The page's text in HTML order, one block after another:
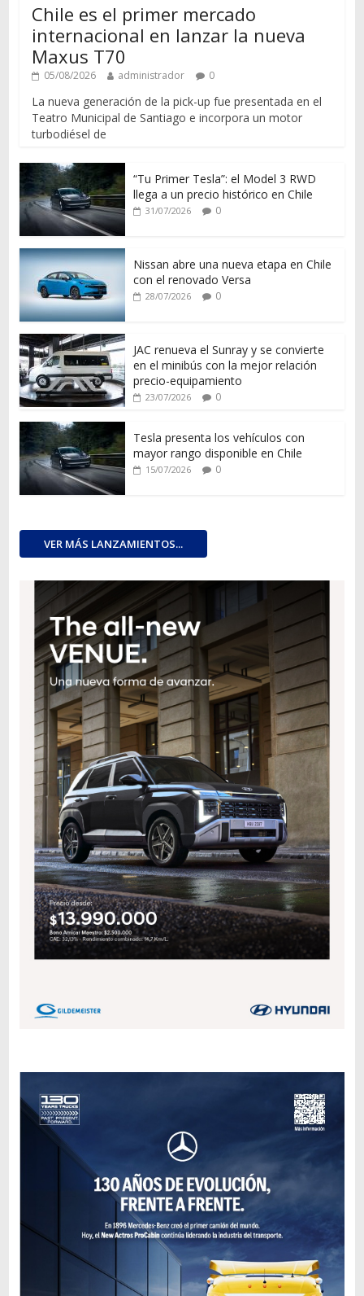
Chile es el primer mercado
internacional en lanzar la nueva
Maxus T70
05/08/2026 administrador 0
La nueva generación de la pick-up fue presentada en el
Teatro Municipal de Santiago e incorpora un motor
turbodiésel de
“Tu Primer Tesla”: el Model 3 RWD
llega a un precio histórico en Chile
31/07/2026 0
Nissan abre una nueva etapa en Chile
con el renovado Versa
28/07/2026 0
JAC renueva el Sunray y se convierte
en el minibús con la mejor relación
precio-equipamiento
23/07/2026 0
Tesla presenta los vehículos con
mayor rango disponible en Chile
15/07/2026 0
VER MÁS LANZAMIENTOS...